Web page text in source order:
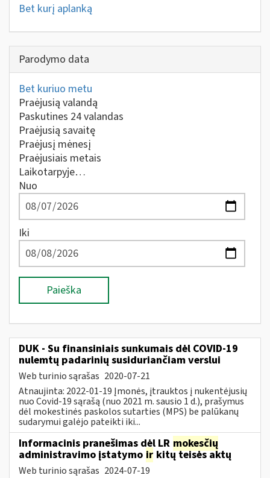
Bet kurį aplanką
Parodymo data
Bet kuriuo metu
Praėjusią valandą
Paskutines 24 valandas
Praėjusią savaitę
Praėjusį mėnesį
Praėjusiais metais
Laikotarpyje…
Nuo
Iki
Paieška
DUK - Su finansiniais sunkumais dėl COVID-19
nulemtų padarinių susiduriančiam verslui
Web turinio sąrašas 2020-07-21
Atnaujinta: 2022-01-19 Įmonės, įtrauktos į nukentėjusių
nuo Covid-19 sąrašą (nuo 2021 m. sausio 1 d.), prašymus
dėl mokestinės paskolos sutarties (MPS) be palūkanų
sudarymui galėjo pateikti iki...
Informacinis pranešimas dėl LR mokesčių
administravimo įstatymo ir kitų teisės aktų
Web turinio sąrašas 2024-07-19